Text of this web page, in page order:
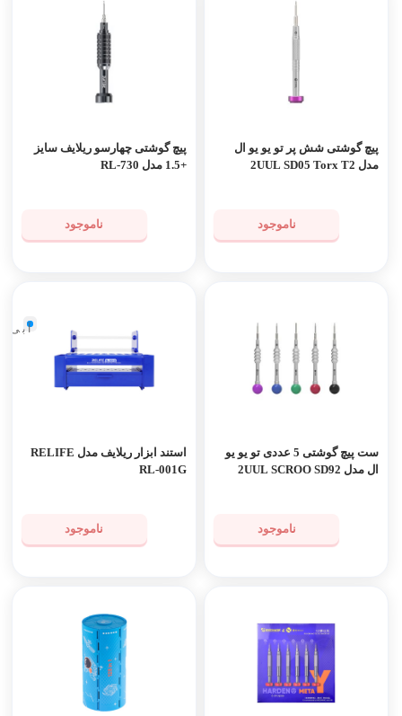
پیچ گوشتی شش پر تو یو یو ال
مدل 2UUL SD05 Torx T2
ناموجود
پیچ گوشتی چهارسو ریلایف سایز
+1.5 مدل RL-730
ناموجود
ست پیچ گوشتی 5 عددی تو یو یو
ال مدل 2UUL SCROO SD92
ناموجود
استند ابزار ریلایف مدل RELIFE
RL-001G
ناموجود
آبی